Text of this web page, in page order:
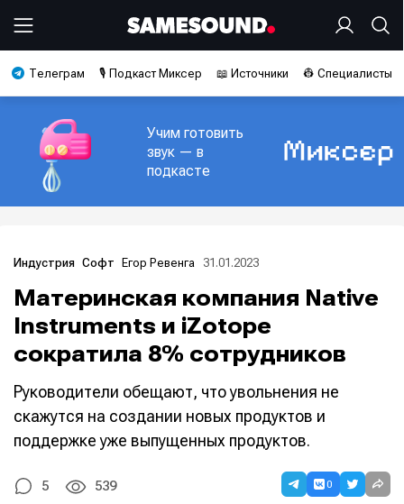
Телеграм 🎙️ Подкаст Миксер 📖 Источники 👷 Специалисты
Учим готовить
звук — в
подкасте
Индустрия Софт Егор Ревенга 31.01.2023
Материнская компания Native
Instruments и iZotope
сократила 8% сотрудников
Руководители обещают, что увольнения не
скажутся на создании новых продуктов и
поддержке уже выпущенных продуктов.
5 539 0